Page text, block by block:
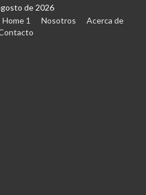
de 2026
Home 1 Nosotros
Acerca de